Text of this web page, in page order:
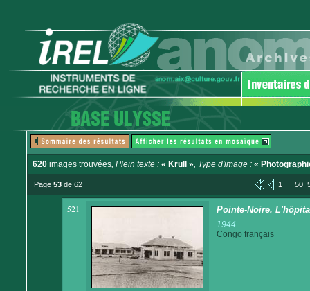
620 images trouvées, Plein texte : « Krull », Type d'image : «
Page 53 de 62 1 ... 50
521 Pointe-Noire.
1944
Congo français